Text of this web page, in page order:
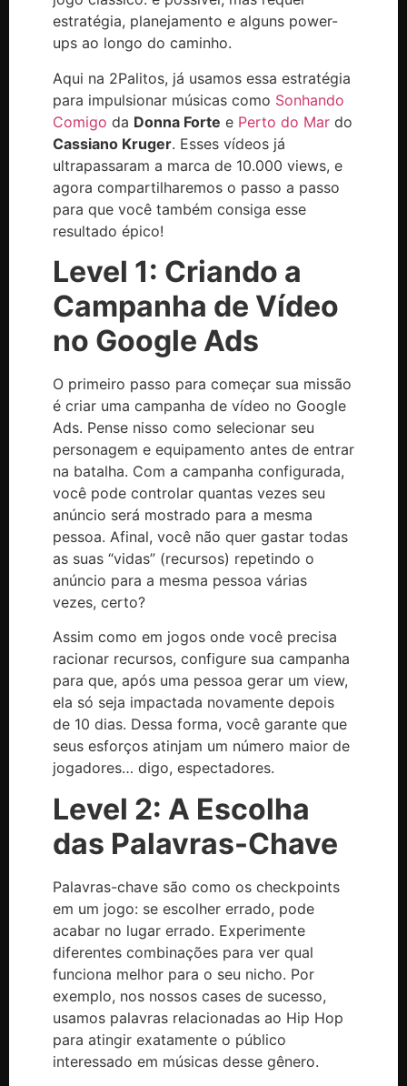
estratégia, planejamento e alguns power-
ups ao longo do caminho.
Aqui na 2Palitos, já usamos essa estratégia
para impulsionar músicas como Sonhando
Comigo da Donna Forte e Perto do Mar do
Cassiano Kruger. Esses vídeos já
ultrapassaram a marca de 10.000 views, e
agora compartilharemos o passo a passo
para que você também consiga esse
resultado épico!
Level 1: Criando a
Campanha de Vídeo
no Google Ads
O primeiro passo para começar sua missão
é criar uma campanha de vídeo no Google
Ads. Pense nisso como selecionar seu
personagem e equipamento antes de entrar
na batalha. Com a campanha configurada,
você pode controlar quantas vezes seu
anúncio será mostrado para a mesma
pessoa. Afinal, você não quer gastar todas
as suas “vidas” (recursos) repetindo o
anúncio para a mesma pessoa várias
vezes, certo?
Assim como em jogos onde você precisa
racionar recursos, configure sua campanha
para que, após uma pessoa gerar um view,
ela só seja impactada novamente depois
de 10 dias. Dessa forma, você garante que
seus esforços atinjam um número maior de
jogadores… digo, espectadores.
Level 2: A Escolha
das Palavras-Chave
Palavras-chave são como os checkpoints
em um jogo: se escolher errado, pode
acabar no lugar errado. Experimente
diferentes combinações para ver qual
funciona melhor para o seu nicho. Por
exemplo, nos nossos cases de sucesso,
usamos palavras relacionadas ao Hip Hop
para atingir exatamente o público
interessado em músicas desse gênero.